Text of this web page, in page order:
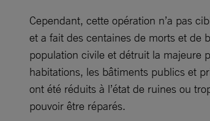
Cependant, cette opération n’a pas
et a fait des centaines de morts et de
population civile et détruit la majeure
habitations, les bâtiments publics et
ont été réduits à l’état de ruines ou
pouvoir être réparés.